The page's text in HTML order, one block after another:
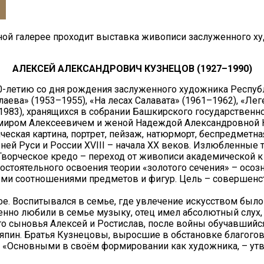
галерее проходит выставка живописи заслуженного
АЛЕКСЕЙ АЛЕКСАНДРОВИЧ КУЗНЕЦОВ (1927–1990)
со дня рождения заслуженного художника
(1953–1955), «На лесах Салавата» (1961–1962),
хранящихся в собрании Башкирского
Алексеевичем и женой Надеждой
картина, портрет, пейзаж, натюрморт,
Руси и России ХVIII – начала ХХ веков.
кредо – переход от живописи академической
освоения теории «золотого сечения» –
соотношениями предметов и фигур. Цель –
Воспитывался в семье, где увлечение искусством
любили в семье музыку, отец имел абсолютный
сыновья Алексей и Ростислав, после войны
Братья Кузнецовы, выросшие в обстановке
«Основными в своём формировании как художника, –